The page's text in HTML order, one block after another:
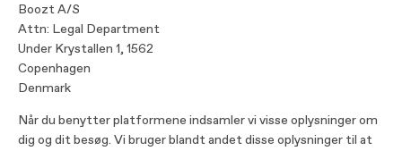
Boozt A/S
Attn: Legal Department
Under Krystallen 1, 1562
Copenhagen
Denmark
Når du benytter platformene indsamler vi visse oplysninger om
dig og dit besøg. Vi bruger blandt andet disse oplysninger til at